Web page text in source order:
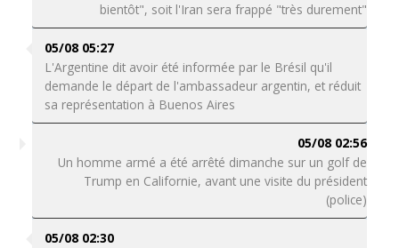
bientôt", soit l'Iran sera frappé "très durement"
05/08 05:27
L'Argentine dit avoir été informée par le Brésil qu'il
demande le départ de l'ambassadeur argentin, et réduit
sa représentation à Buenos Aires
05/08 02:56
Un homme armé a été arrêté dimanche sur un golf de
Trump en Californie, avant une visite du président
(police)
05/08 02:30